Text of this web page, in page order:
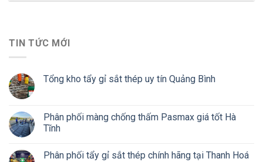
TIN TỨC MỚI
Tổng kho tẩy gỉ sắt thép uy tín Quảng Bình
Phân phối màng chống thấm Pasmax giá tốt Hà
Tĩnh
Phân phối tẩy gỉ sắt thép chính hãng tại Thanh Hoá